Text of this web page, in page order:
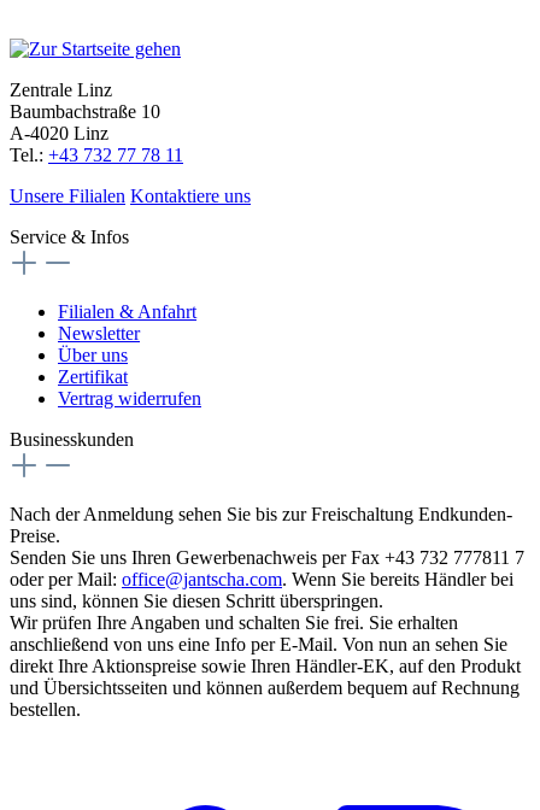
Zentrale Linz
Baumbachstraße 10
A-4020 Linz
Tel.: +43 732 77 78 11
Unsere Filialen Kontaktiere uns
Service & Infos
Filialen & Anfahrt
Newsletter
Über uns
Zertifikat
Vertrag widerrufen
Businesskunden
Nach der Anmeldung sehen Sie bis zur Freischaltung Endkunden-
Preise.
Senden Sie uns Ihren Gewerbenachweis per Fax +43 732 777811 7
oder per Mail: office@jantscha.com. Wenn Sie bereits Händler bei
uns sind, können Sie diesen Schritt überspringen.
Wir prüfen Ihre Angaben und schalten Sie frei. Sie erhalten
anschließend von uns eine Info per E-Mail. Von nun an sehen Sie
direkt Ihre Aktionspreise sowie Ihren Händler-EK, auf den Produkt
und Übersichtsseiten und können außerdem bequem auf Rechnung
bestellen.